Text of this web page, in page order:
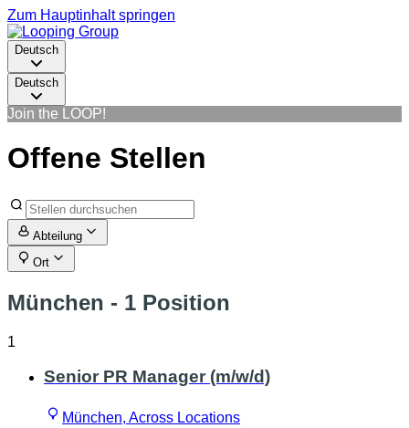
Zum Hauptinhalt springen
Deutsch
Deutsch
Join the LOOP!
Offene Stellen
Abteilung
Ort
München - 1 Position
1
Senior PR Manager (m/w/d)
München, Across Locations